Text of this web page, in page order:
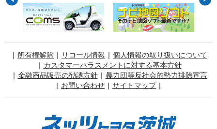
所有権解除 リコール情報
個人情報の取り扱いについて
カスタマーハラスメントに対する基本方針
金融商品販売の勧誘方針
暴力団等反社会的勢力排除宣言
お問い合わせ
サイトマップ